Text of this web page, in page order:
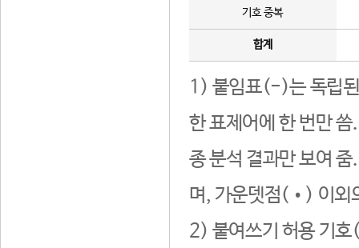
기호 중복
합계
1) 붙임표(-)는 독립된
한 표제어에 한 번만
종 분석 결과만 보여
며, 가운뎃점(•) 이외
2) 붙여쓰기 허용 기호